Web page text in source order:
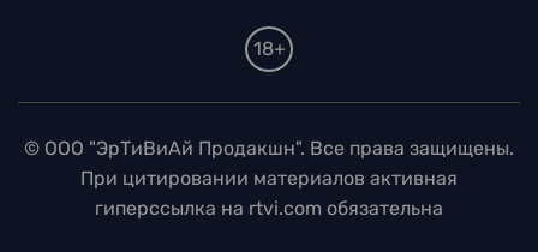
18+
© ООО "ЭрТиВиАй Продакшн". Все права защищены.
При цитировании материалов активная
гиперссылка на rtvi.com обязательна